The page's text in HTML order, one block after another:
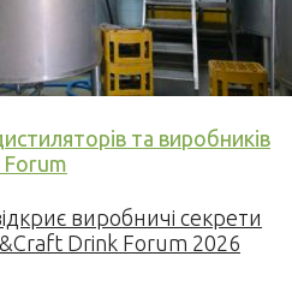
та виробників
Forum
виробничі секрети
Drink Forum 2026